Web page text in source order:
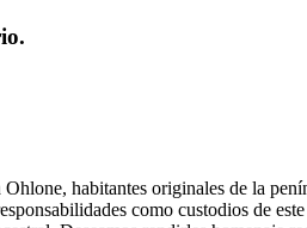
habitantes originales de la
como custodios de